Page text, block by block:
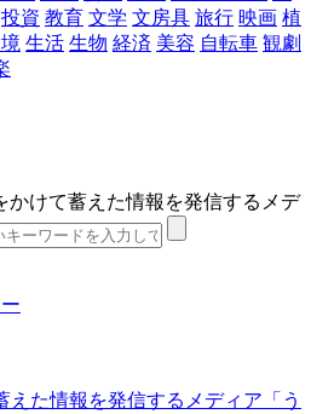
投資 教育 文学 文房具 旅行 映画 植
生活 生物 経済 美容 自転車 観劇
かけて蓄えた情報を発信するメデ
えた情報を発信するメディア「う